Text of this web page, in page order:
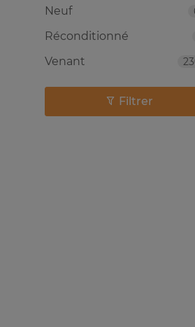
Neuf
Réconditionné
Venant
Filtrer